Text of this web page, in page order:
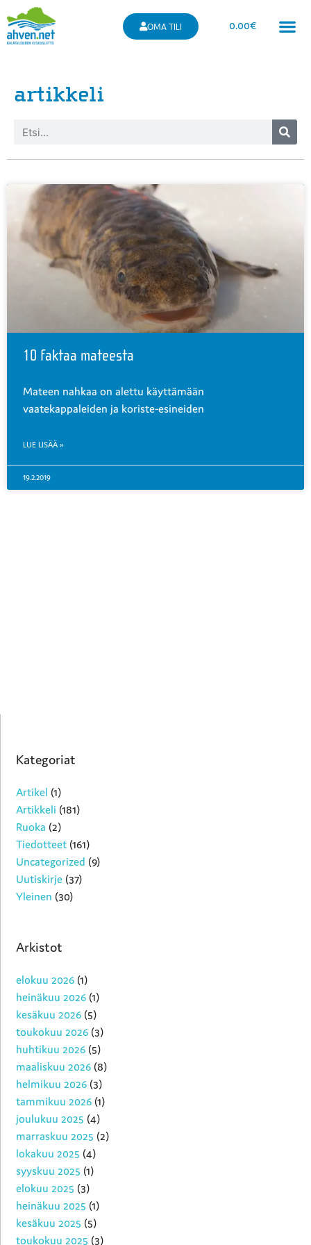
OMA TILI 0.00€
artikkeli
10 faktaa mateesta
Mateen nahkaa on alettu käyttämään
vaatekappaleiden ja koriste-esineiden
LUE LISÄÄ »
19.2.2019
Kategoriat
Artikel (1)
Artikkeli (181)
Ruoka (2)
Tiedotteet (161)
Uncategorized (9)
Uutiskirje (37)
Yleinen (30)
Arkistot
elokuu 2026 (1)
heinäkuu 2026 (1)
kesäkuu 2026 (5)
toukokuu 2026 (3)
huhtikuu 2026 (5)
maaliskuu 2026 (8)
helmikuu 2026 (3)
tammikuu 2026 (1)
joulukuu 2025 (4)
marraskuu 2025 (2)
lokakuu 2025 (4)
syyskuu 2025 (1)
elokuu 2025 (3)
heinäkuu 2025 (1)
kesäkuu 2025 (5)
toukokuu 2025 (3)